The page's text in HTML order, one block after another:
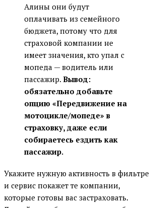
Алины они будут
оплачивать из семейного
бюджета, потому что для
страховой компании не
имеет значения, кто упал с
мопеда — водитель или
пассажир. Вывод:
обязательно добавьте
опцию «Передвижение на
мотоцикле/мопеде» в
страховку, даже если
собираетесь ездить как
пассажир.
Укажите нужную активность в фильтре
и сервис покажет те компании,
которые готовы вас застраховать.